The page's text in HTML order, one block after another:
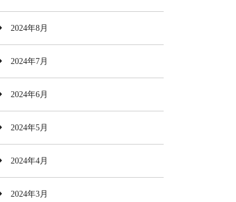
2024年8月
2024年7月
2024年6月
2024年5月
2024年4月
2024年3月